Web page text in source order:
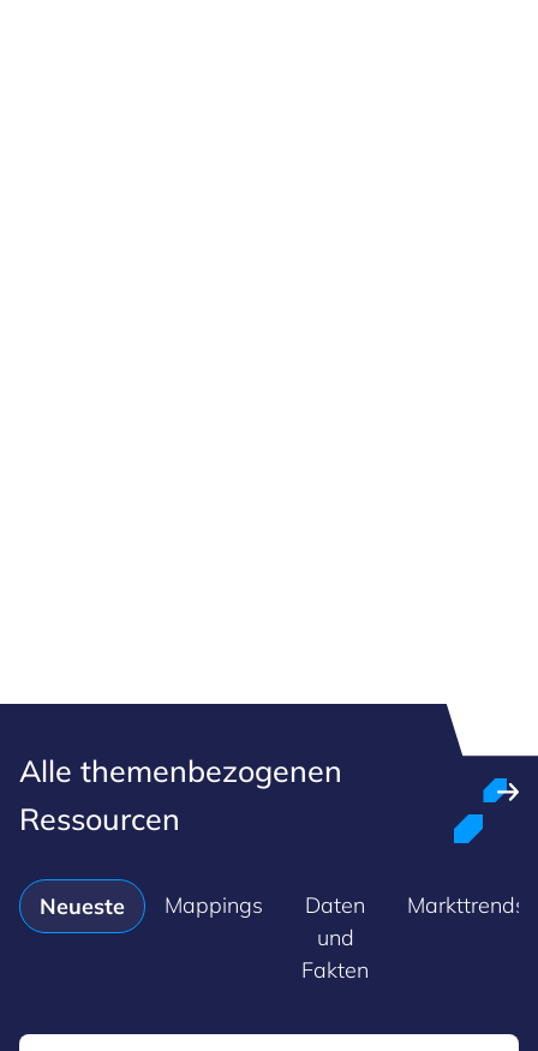
Alle themenbezogenen
Ressourcen
Neueste Mappings
Daten
und
Fakten
Markttrends